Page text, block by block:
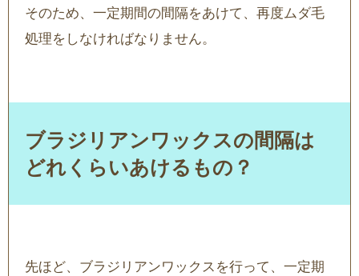
そのため、一定期間の間隔をあけて、再度ムダ毛
処理をしなければなりません。
ブラジリアンワックスの間隔は
どれくらいあけるもの？
先ほど、ブラジリアンワックスを行って、一定期